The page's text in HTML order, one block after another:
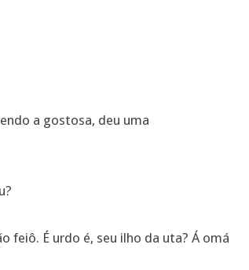
a gostosa, deu uma
feiô. É urdo é, seu ilho da uta? Á omá